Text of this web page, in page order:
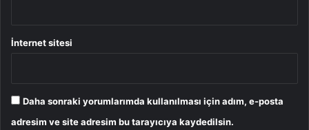
İnternet sitesi
Daha sonraki yorumlarımda kullanılması için adım, e-posta
adresim ve site adresim bu tarayıcıya kaydedilsin.